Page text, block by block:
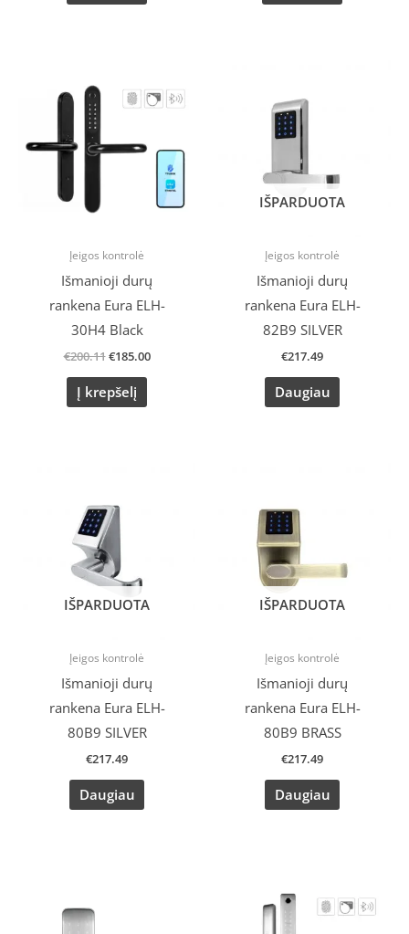
Įeigos kontrolė
Išmanioji durų
rankena Eura ELH-
30H4 Black
€200.11
was:
€200.11.
€185.00
is:
€185.00.
Į krepšelį
IŠPARDUOTA
Įeigos kontrolė
Išmanioji durų
rankena Eura ELH-
82B9 SILVER
€217.49
Daugiau
IŠPARDUOTA
Įeigos kontrolė
Išmanioji durų
rankena Eura ELH-
80B9 SILVER
€217.49
Daugiau
IŠPARDUOTA
Įeigos kontrolė
Išmanioji durų
rankena Eura ELH-
80B9 BRASS
€217.49
Daugiau
was:
€205.07.
is:
€182.90.